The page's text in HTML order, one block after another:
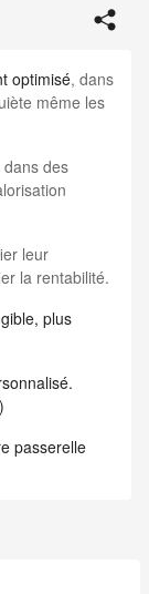
optimisé, dans
même les
des
leur
la rentabilité.
plus
passerelle